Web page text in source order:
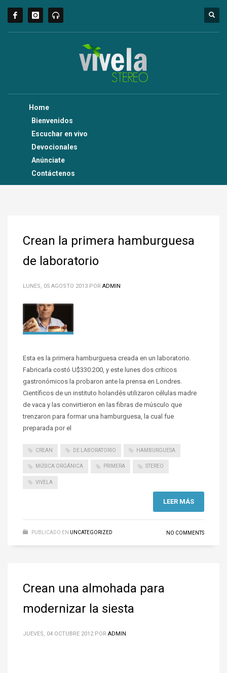
Home
Bienvenidos
Escuchar en vivo
Devocionales
Anúnciate
Contáctenos
Crean la primera hamburguesa
de laboratorio
LUNES, 05 AGOSTO 2013 POR ADMIN
Esta es la primera hamburguesa creada en un laboratorio.
Fabricarla costó U$330.200, y este lunes dos críticos
gastronómicos la probaron ante la prensa en Londres.
Científicos de un instituto holandés utilizaron células madre
de vaca y las convirtieron en las fibras de músculo que
trenzaron para formar una hamburguesa, la cual fue
preparada por el
CREAN DE LABORATORIO HAMBURGUESA
MÚSICA ORGÁNICA PRIMERA STEREO
VIVELA
LEER MÁS
PUBLICADO EN UNCATEGORIZED NO COMMENTS
Crean una almohada para
modernizar la siesta
JUEVES, 04 OCTUBRE 2012 POR ADMIN